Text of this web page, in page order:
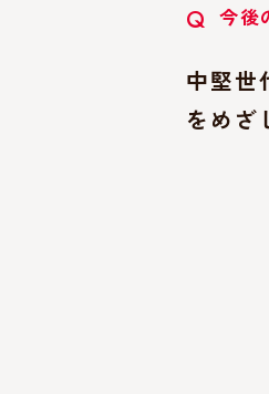
Q 今後
中堅世
をめざ